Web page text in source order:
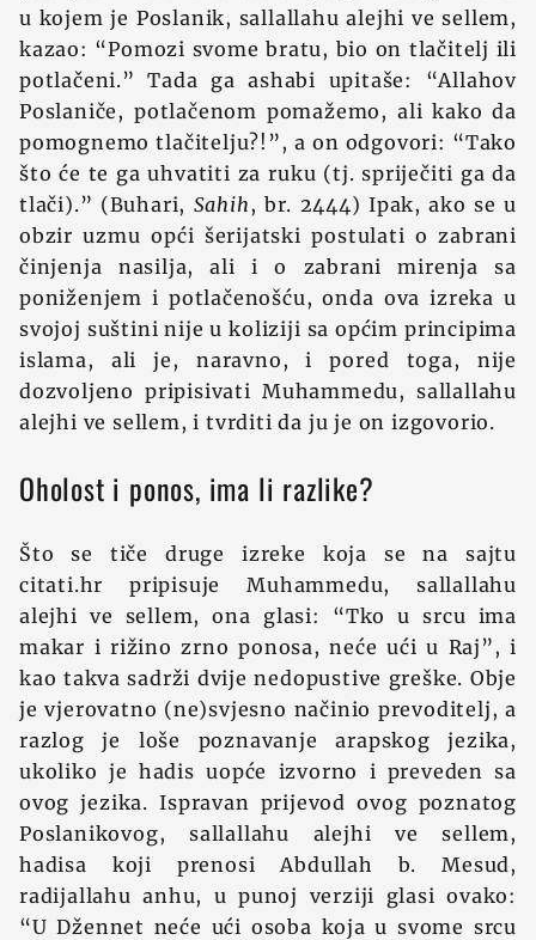
u kojem je Poslanik, sallallahu alejhi ve sellem,
kazao: “Pomozi svome bratu, bio on tlačitelj ili
potlačeni.” Tada ga ashabi upitaše: “Allahov
Poslaniče, potlačenom pomažemo, ali kako da
pomognemo tlačitelju?!”, a on odgovori: “Tako
što će te ga uhvatiti za ruku (tj. spriječiti ga da
tlači).” (Buhari, Sahih, br. 2444) Ipak, ako se u
obzir uzmu opći šerijatski postulati o zabrani
činjenja nasilja, ali i o zabrani mirenja sa
poniženjem i potlačenošću, onda ova izreka u
svojoj suštini nije u koliziji sa općim principima
islama, ali je, naravno, i pored toga, nije
dozvoljeno pripisivati Muhammedu, sallallahu
alejhi ve sellem, i tvrditi da ju je on izgovorio.
Oholost i ponos, ima li razlike?
Što se tiče druge izreke koja se na sajtu
citati.hr pripisuje Muhammedu, sallallahu
alejhi ve sellem, ona glasi: “Tko u srcu ima
makar i rižino zrno ponosa, neće ući u Raj”, i
kao takva sadrži dvije nedopustive greške. Obje
je vjerovatno (ne)svjesno načinio prevoditelj, a
razlog je loše poznavanje arapskog jezika,
ukoliko je hadis uopće izvorno i preveden sa
ovog jezika. Ispravan prijevod ovog poznatog
Poslanikovog, sallallahu alejhi ve sellem,
hadisa koji prenosi Abdullah b. Mesud,
radijallahu anhu, u punoj verziji glasi ovako:
“U Džennet neće ući osoba koja u svome srcu